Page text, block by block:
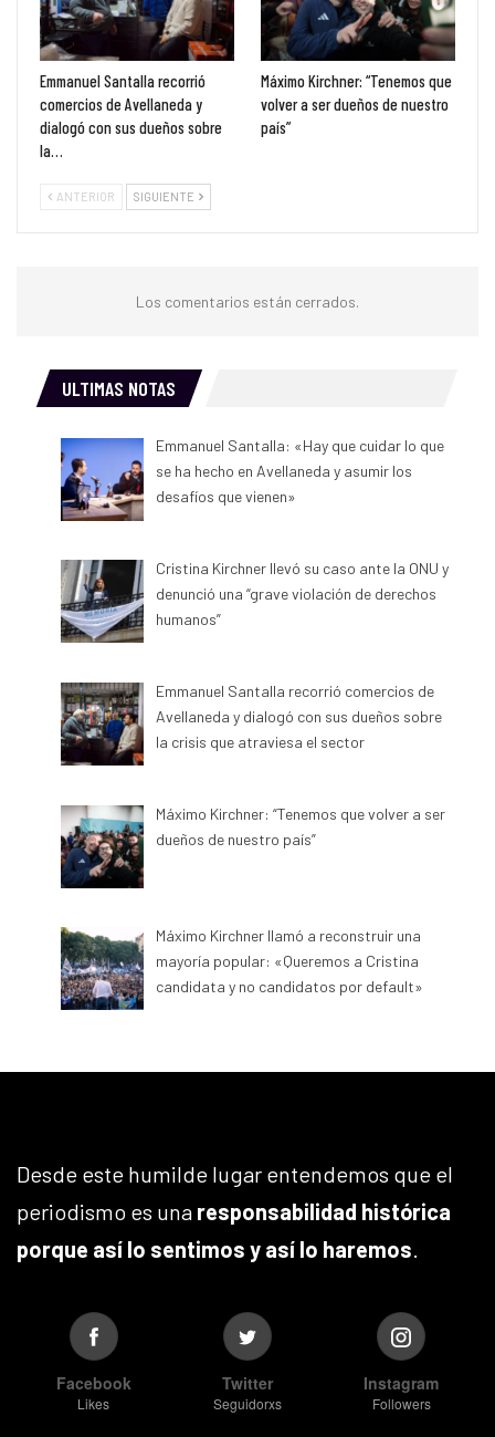
Emmanuel Santalla recorrió
comercios de Avellaneda y
dialogó con sus dueños sobre
la…
Máximo Kirchner: “Tenemos que
volver a ser dueños de nuestro
país”
ANTERIOR SIGUIENTE
Los comentarios están cerrados.
ULTIMAS NOTAS
Emmanuel Santalla: «Hay que cuidar lo que
se ha hecho en Avellaneda y asumir los
desafíos que vienen»
Cristina Kirchner llevó su caso ante la ONU y
denunció una “grave violación de derechos
humanos”
Emmanuel Santalla recorrió comercios de
Avellaneda y dialogó con sus dueños sobre
la crisis que atraviesa el sector
Máximo Kirchner: “Tenemos que volver a ser
dueños de nuestro país”
Máximo Kirchner llamó a reconstruir una
mayoría popular: «Queremos a Cristina
candidata y no candidatos por default»
Desde este humilde lugar entendemos que el
periodismo es una responsabilidad histórica
porque así lo sentimos y así lo haremos.
Facebook
Likes
Twitter
Seguidorxs
Instagram
Followers